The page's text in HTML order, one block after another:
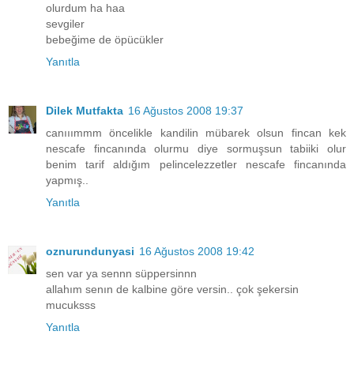
olurdum ha haa
sevgiler
bebeğime de öpücükler
Yanıtla
Dilek Mutfakta 16 Ağustos 2008 19:37
canııımmm öncelikle kandilin mübarek olsun fincan kek
nescafe fincanında olurmu diye sormuşsun tabiiki olur
benim tarif aldığım pelincelezzetler nescafe fincanında
yapmış..
Yanıtla
oznurundunyasi 16 Ağustos 2008 19:42
sen var ya sennn süppersinnn
allahım senın de kalbine göre versin.. çok şekersin
mucuksss
Yanıtla